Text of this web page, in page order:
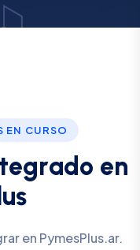
EN CURSO
tegrado en
us
en PymesPlus.ar.